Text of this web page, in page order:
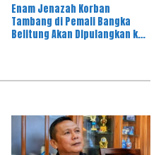
Enam Jenazah Korban
Tambang di Pemali Bangka
Belitung Akan Dipulangkan ke